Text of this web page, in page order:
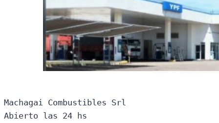
Machagai Combustibles Srl
Abierto las 24 hs